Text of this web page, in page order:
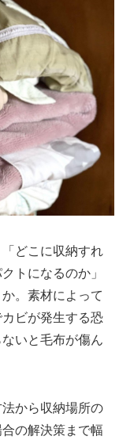
どこに収納すれ
トになるのか」
。素材によって
ビが発生する恐
いと毛布が傷ん
から収納場所の
の解決策まで幅